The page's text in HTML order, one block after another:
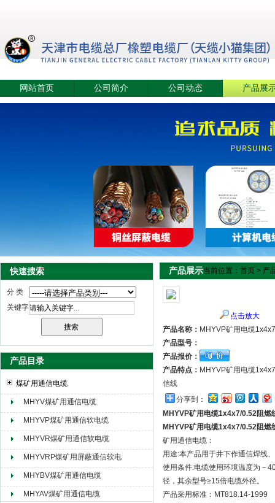
天津市电缆总厂橡塑电缆厂（天缆小猫集团）
网站首页 公司简介 公司动态 产品展
快速搜索
分 类
关键字
产品目录
煤矿用通信电缆
MHYV煤矿用通信电缆
MHYVP煤矿用通信软电缆
MHYVR煤矿用通信软电缆
MHYVRP煤矿用屏蔽通信软电
缆
MHYBV煤矿用通信电缆
MHYAV煤矿用通信电缆
产品展示当前位置： 首页 > 产
点击放大
产品名称： MHYVP矿用电缆
产品型号：
产品报价：
产品特点： MHYVP矿用电缆
信线
分享到：
MHYVP矿用电缆1x4x7/0.52阻燃
MHYVP矿用电缆1x4x7/0.52阻燃
矿用通信电缆：
用途:本产品用于井下作通信焊线
使用条件:电缆使用环境温度为－
径，其余型号≥15倍电缆外径。
产品采用标准：MT818.14-1999